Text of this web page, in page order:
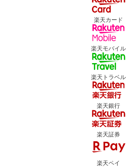
楽天カード
楽天モバイル
楽天トラベル
楽天銀行
楽天証券
楽天ペイ